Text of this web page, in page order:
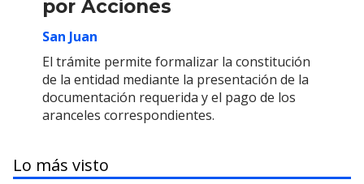
por Acciones
San Juan
El trámite permite formalizar la constitución
de la entidad mediante la presentación de la
documentación requerida y el pago de los
aranceles correspondientes.
Lo más visto